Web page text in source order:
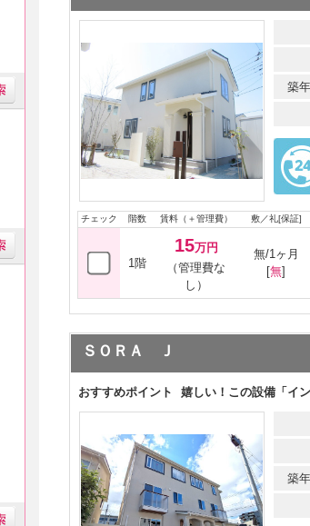
築
チェック 階数 賃料（＋管理費） 敷／礼[保証]
1階
15万円
（管理費な
し）
無/1ヶ月
[無]
ＳＯＲＡ Ｊ
おすすめポイント 嬉しい！この設備「イ
築